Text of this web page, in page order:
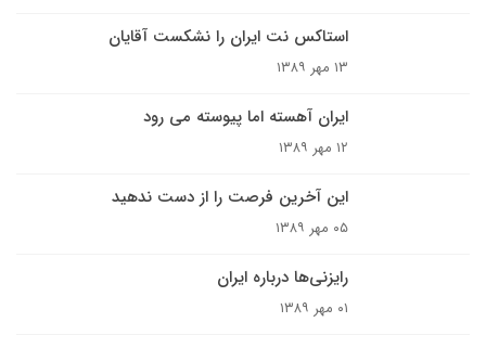
استاکس نت ایران را نشکست آقایان
۱۳ مهر ۱۳۸۹
ایران آهسته اما پیوسته می رود
۱۲ مهر ۱۳۸۹
اين آخرين فرصت را از دست ندهيد
۰۵ مهر ۱۳۸۹
رایزنی‌ها درباره ایران
۰۱ مهر ۱۳۸۹